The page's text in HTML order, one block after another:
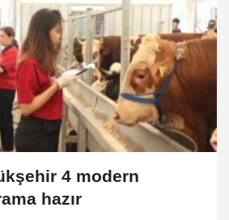
4 modern
hazır